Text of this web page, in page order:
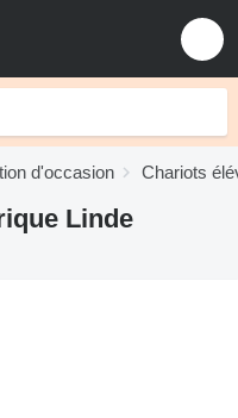
d'occasion Chariots
Linde